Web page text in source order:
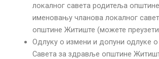
локалног савета родитеља
именовању чланова локалног
општине Житиште (можете преузети
Одлуку о измени и допуни одлуке
Савета за здравље општине